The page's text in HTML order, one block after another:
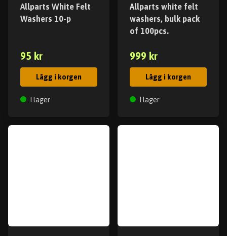
Allparts White Felt
Washers 10-p
95 kr
Lägg i korgen
I lager
Allparts white felt
washers, bulk pack
of 100pcs.
999 kr
Lägg i korgen
I lager